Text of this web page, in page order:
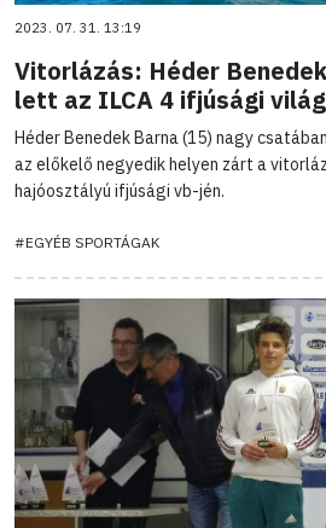
2023. 07. 31. 13:19
Vitorlázás: Héder
lett az ILCA 4 ifjúsági
Héder Benedek Barna (15) nagy
az előkelő negyedik helyen zárt a
hajóosztályú ifjúsági vb-jén.
#EGYÉB SPORTÁGAK